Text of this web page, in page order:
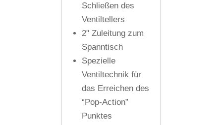
Schließen des
Ventiltellers
2" Zuleitung zum
Spanntisch
Spezielle
Ventiltechnik für
das Erreichen des
“Pop-Action”
Punktes